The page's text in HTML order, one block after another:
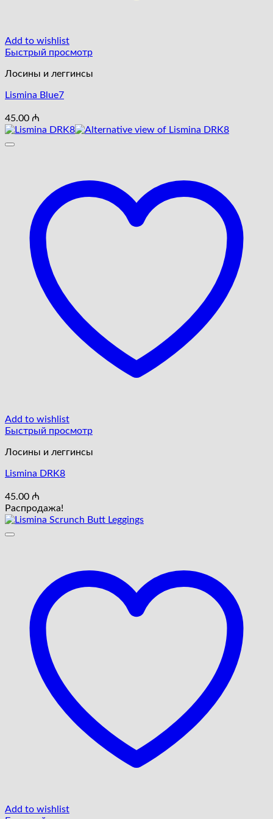
Add to wishlist
Быстрый просмотр
Лосины и леггинсы
Lismina Blue7
45.00 ₼
Add to wishlist
Быстрый просмотр
Лосины и леггинсы
Lismina DRK8
45.00 ₼
Распродажа!
Add to wishlist